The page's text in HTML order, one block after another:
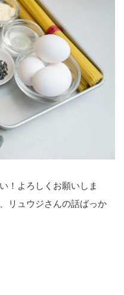
！よろしくお願いしま
リュウジさんの話ばっか